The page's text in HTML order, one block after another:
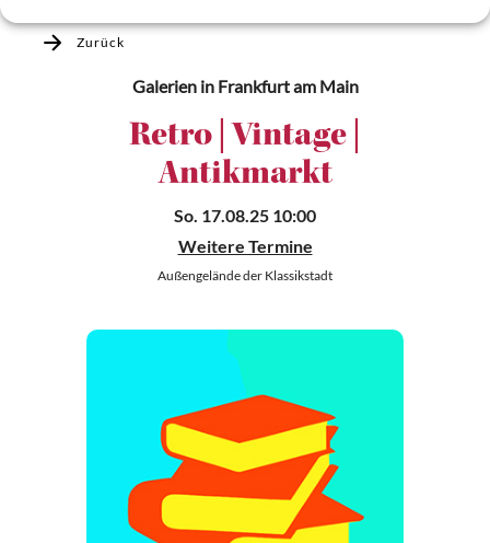
Zurück
Galerienin Frankfurt am Main
Retro | Vintage |
Antikmarkt
So. 17.08.25 10:00
Weitere Termine
Außengelände der Klassikstadt